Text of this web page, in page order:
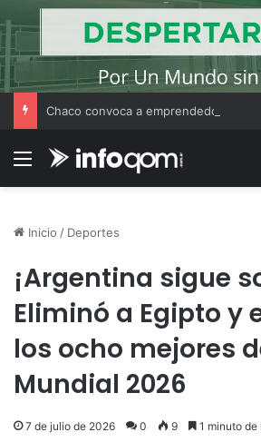
Menú
Inicio / Deportes
¡Argentina sigue
Eliminó a Egipto y
los ocho mejores
Mundial 2026
7 de julio de 2026 0 9 1 minuto de